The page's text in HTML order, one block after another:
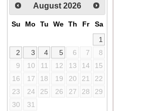
August 2026
Su Mo Tu We Th Fr
Sa
1
2
3 4 5 6 7
8
9
10 11 12 13 14
15
16
17 18 19 20 21
22
23
24 25 26 27 28
29
30
31